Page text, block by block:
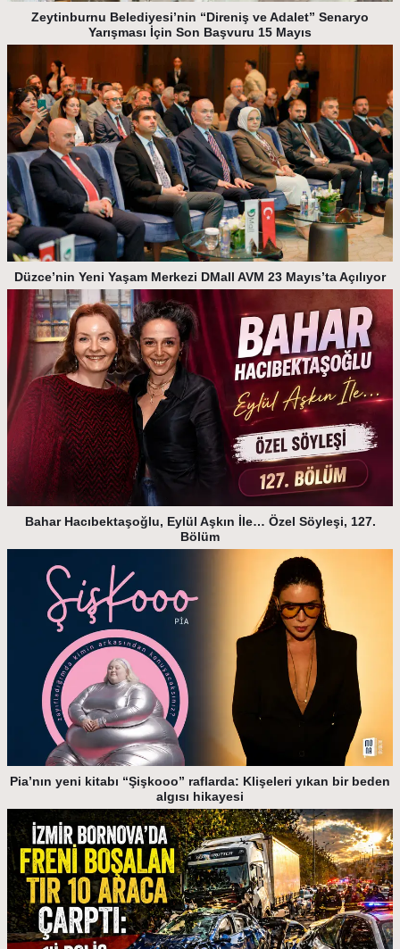
Zeytinburnu Belediyesi’nin “Direniş ve Adalet” Senaryo
Yarışması İçin Son Başvuru 15 Mayıs
Düzce’nin Yeni Yaşam Merkezi DMall AVM 23 Mayıs’ta Açılıyor
Bahar Hacıbektaşoğlu, Eylül Aşkın İle… Özel Söyleşi, 127.
Bölüm
Pia’nın yeni kitabı “Şişkooo” raflarda: Klişeleri yıkan bir beden
algısı hikayesi